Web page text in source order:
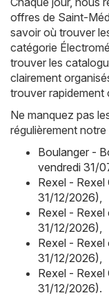
offres de Saint-
savoir où trouver
catégorie
trouver les
clairement
trouver
Ne manquez pas
régulièrement
Boulanger -
vendredi 31/
Rexel -
31/12/2026)
Rexel -
31/12/2026)
Rexel -
31/12/2026)
Rexel -
31/12/2026).